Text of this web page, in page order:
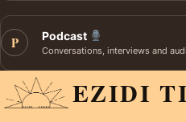
P Podcast
Conversations, interviews and
EZIDI